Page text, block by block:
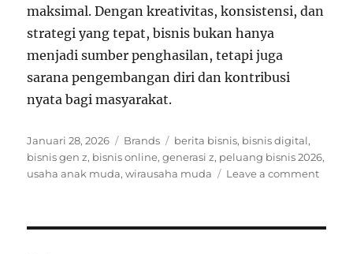
maksimal. Dengan kreativitas, konsistensi, dan
strategi yang tepat, bisnis bukan hanya
menjadi sumber penghasilan, tetapi juga
sarana pengembangan diri dan kontribusi
nyata bagi masyarakat.
Posted
on
Januari 28, 2026 Categories
Brands Tags
berita bisnis, bisnis digital,
bisnis gen z, bisnis online,generasi z, peluang bisnis 2026,
usaha anak muda,wirausaha muda Leave a commenton